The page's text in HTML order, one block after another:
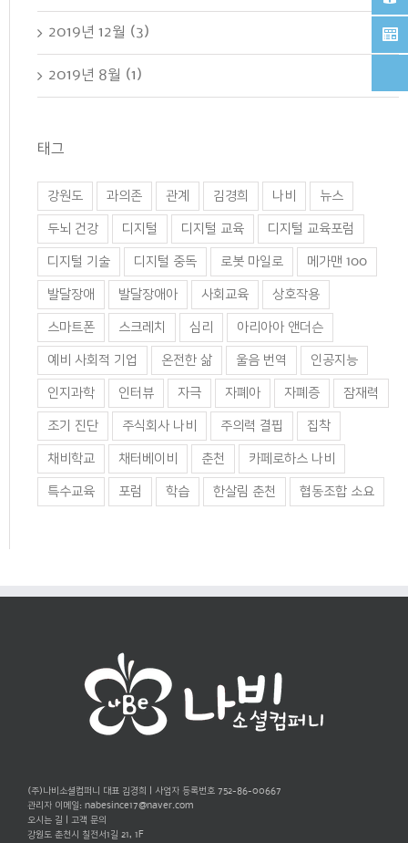
2019년 12월 (3)
2019년 8월 (1)
태그
강원도 과의존 관계 김경희 나비 뉴스
두뇌 건강 디지털 디지털 교육 디지털 교육포럼
디지털 기술 디지털 중독 로봇 마일로 메가맨 100
발달장애 발달장애아 사회교육 상호작용
스마트폰 스크레치 심리 아리아아 앤더슨
예비 사회적 기업 온전한 삶 울음 번역 인공지능
인지과학 인터뷰 자극 자폐아 자폐증 잠재력
조기 진단 주식회사 나비 주의력 결핍 집착
채비학교 채터베이비 춘천 카페로하스 나비
특수교육 포럼 학습 한살림 춘천 협동조합 소요
(주)나비소셜컴퍼니 대표 김경희 | 사업자 등록번호 752-86-00667
관리자 이메일: nabesince17@naver.com
오시는 길 | 고객 문의
강원도 춘천시 칠전서1길 21, 1F